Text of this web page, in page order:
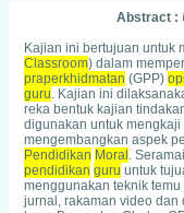
Abstract :
Kajian ini bertujuan untuk
Classroom) dalam
praperkhidmatan (GPP)
guru. Kajian ini
reka bentuk kajian
digunakan untuk
mengembangkan aspek
Pendidikan Moral .
pendidikan guru untuk
menggunakan teknik
jurnal, rakaman video